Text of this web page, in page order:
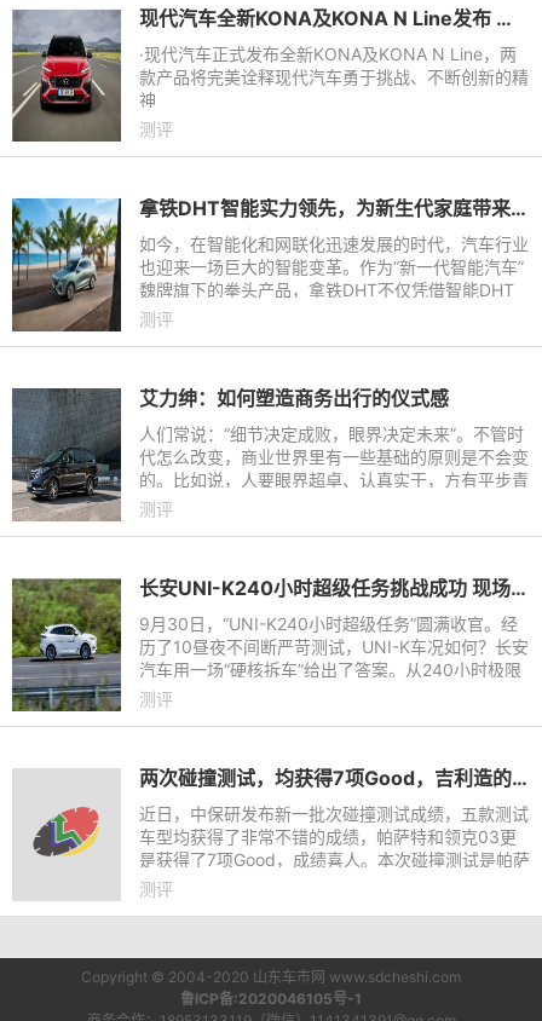
现代汽车全新KONA及KONA N Line发布 北京现代以技术驱动发展
·现代汽车正式发布全新KONA及KONA N Line，两
款产品将完美诠释现代汽车勇于挑战、不断创新的精
神
测评
拿铁DHT智能实力领先，为新生代家庭带来更科技、便捷出行体验
如今，在智能化和网联化迅速发展的时代，汽车行业
也迎来一场巨大的智能变革。作为“新一代智能汽车”
魏牌旗下的拳头产品，拿铁DHT不仅凭借智能DHT
成为中国混动汽车新标杆，还依托咖啡智能平台，率
测评
艾力绅：如何塑造商务出行的仪式感
人们常说：“细节决定成败，眼界决定未来”。不管时
代怎么改变，商业世界里有一些基础的原则是不会变
的。比如说，人要眼界超卓、认真实干，方有平步青
云的机会；比如说，在各种层面的交际场所，汽车是
测评
长安UNI-K240小时超级任务挑战成功 现场拆车见证卓越品质
9月30日，“UNI-K240小时超级任务”圆满收官。经
历了10昼夜不间断严苛测试，UNI-K车况如何？长安
汽车用一场“硬核拆车”给出了答案。从240小时极限
行驶测试到最终的耐力拆解评析，长安汽车进行了全
测评
两次碰撞测试，均获得7项Good，吉利造的车为何如此安全？
近日，中保研发布新一批次碰撞测试成绩，五款测试
车型均获得了非常不错的成绩，帕萨特和领克03更
是获得了7项Good，成绩喜人。本次碰撞测试是帕萨
特近一年内的第二次测试，也是上汽大众主动向中保
测评
Copyright © 2004-2020 山东车市网 www.sdcheshi.com
鲁ICP备:2020046105号-1